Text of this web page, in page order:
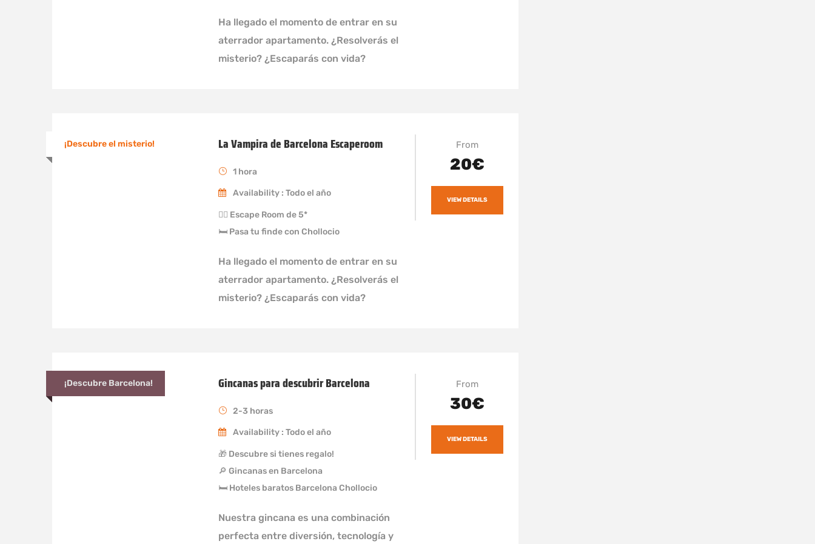
Ha llegado el momento de entrar en su
aterrador apartamento. ¿Resolverás el
misterio? ¿Escaparás con vida?
¡Descubre el misterio! La Vampira de Barcelona Escaperoom
1 hora
Availability : Todo el año
🏃‍♀️ Escape Room de 5*
🛏 Pasa tu finde con Chollocio
Ha llegado el momento de entrar en su
aterrador apartamento. ¿Resolverás el
misterio? ¿Escaparás con vida?
From
20€
VIEW DETAILS
¡Descubre Barcelona! Gincanas para descubrir Barcelona
2-3 horas
Availability : Todo el año
🎁 Descubre si tienes regalo!
🔎 Gincanas en Barcelona
🛏 Hoteles baratos Barcelona Chollocio
Nuestra gincana es una combinación
perfecta entre diversión, tecnología y
From
30€
VIEW DETAILS